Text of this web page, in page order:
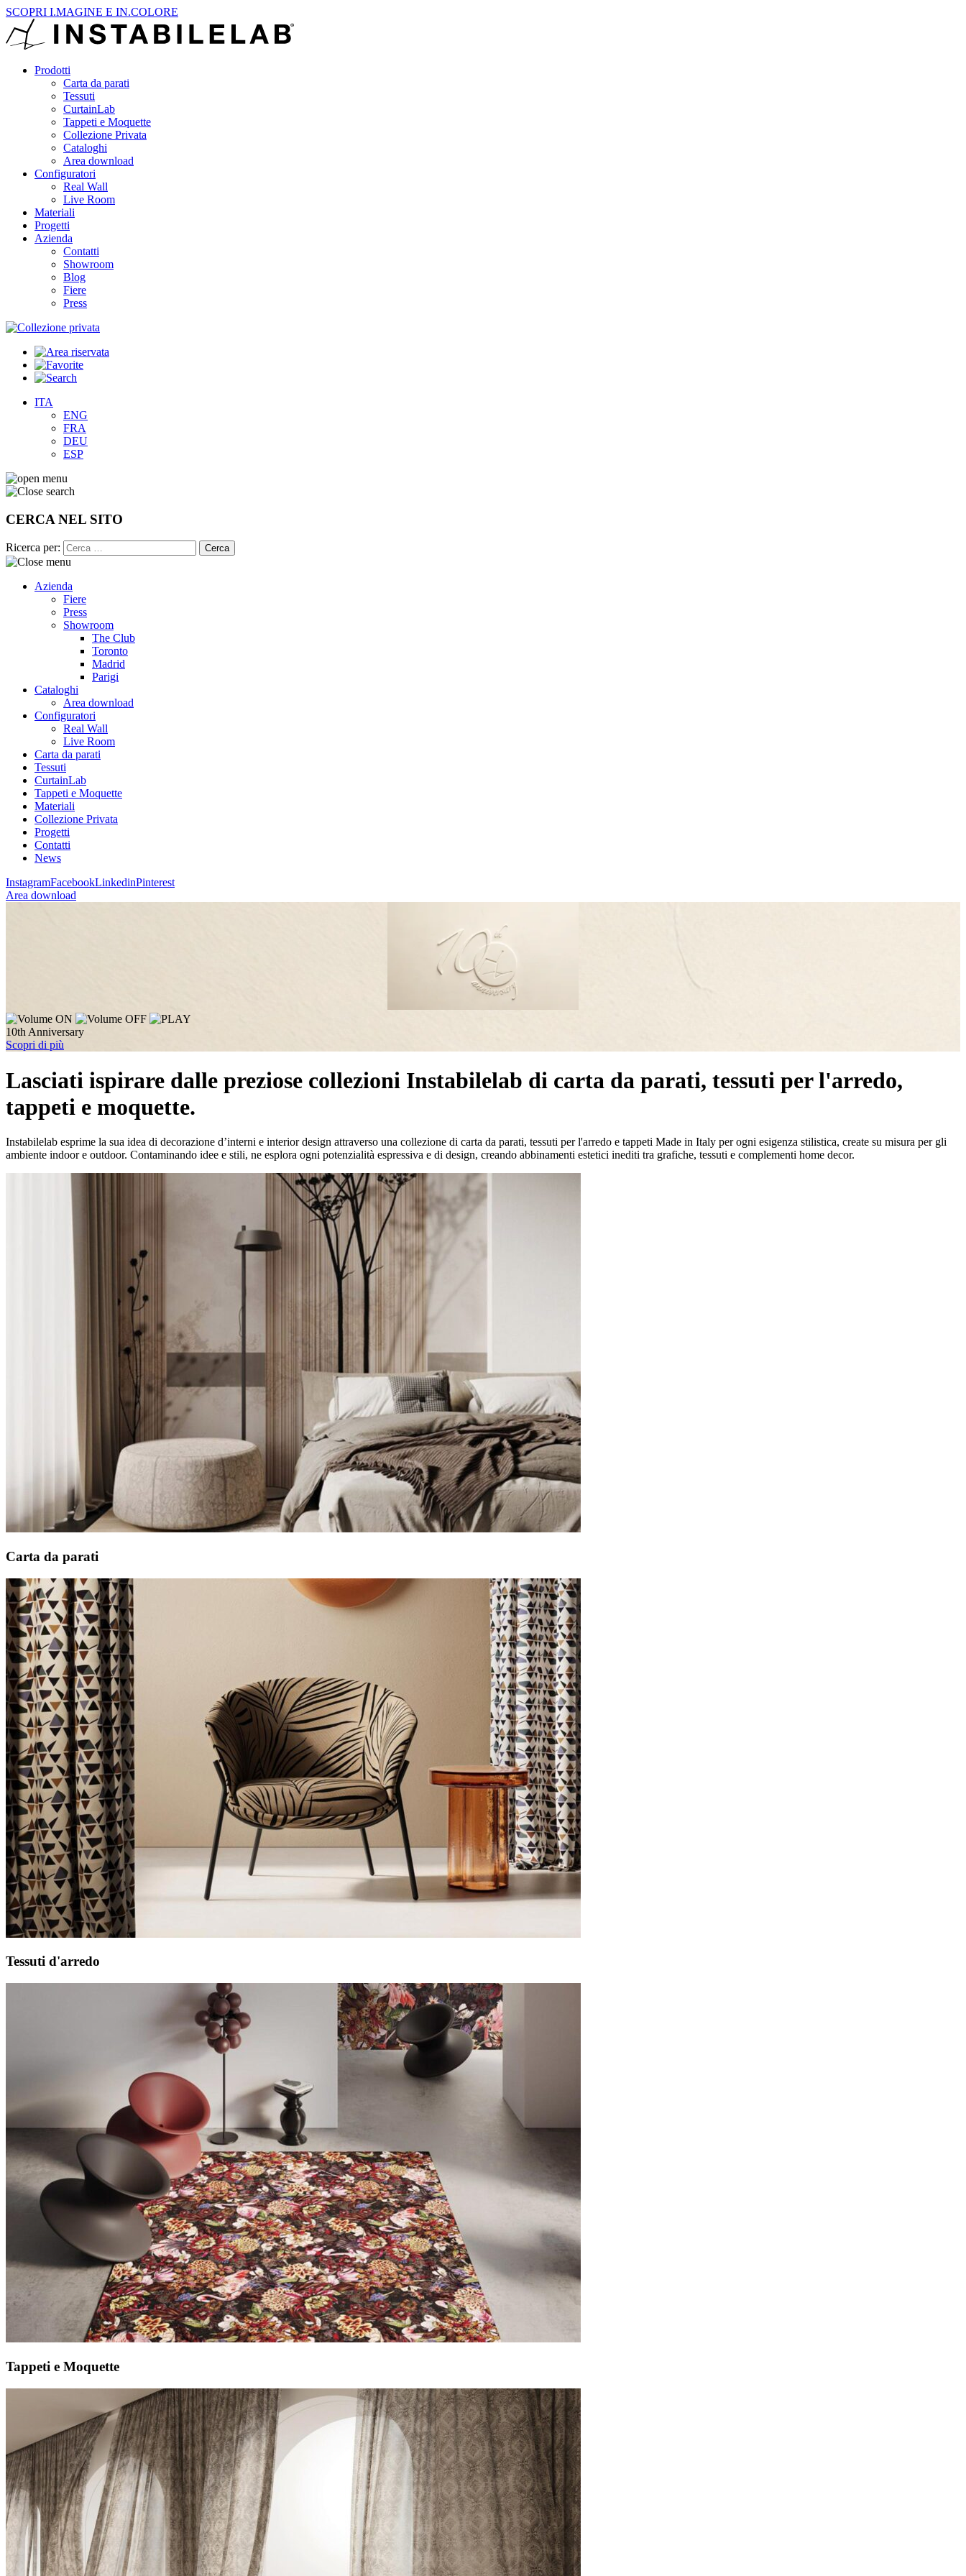
SCOPRI I.MAGINE E IN.COLORE
Prodotti
Carta da parati
Tessuti
CurtainLab
Tappeti e Moquette
Collezione Privata
Cataloghi
Area download
Configuratori
Real Wall
Live Room
Materiali
Progetti
Azienda
Contatti
Showroom
Blog
Fiere
Press
ITA
ENG
FRA
DEU
ESP
CERCA NEL SITO
Ricerca per:
Azienda
Fiere
Press
Showroom
The Club
Toronto
Madrid
Parigi
Cataloghi
Area download
Configuratori
Real Wall
Live Room
Carta da parati
Tessuti
CurtainLab
Tappeti e Moquette
Materiali
Collezione Privata
Progetti
Contatti
News
InstagramFacebookLinkedinPinterest
Area download
10th Anniversary
Scopri di più
Lasciati ispirare dalle preziose collezioni Instabilelab di carta da parati, tessuti per l'arredo,
tappeti e moquette.
Instabilelab esprime la sua idea di decorazione d’interni e interior design attraverso una collezione di carta da parati, tessuti per l'arredo e tappeti Made in Italy per ogni esigenza stilistica, create su misura per gli
ambiente indoor e outdoor. Contaminando idee e stili, ne esplora ogni potenzialità espressiva e di design, creando abbinamenti estetici inediti tra grafiche, tessuti e complementi home decor.
Carta da parati
Tessuti d'arredo
Tappeti e Moquette